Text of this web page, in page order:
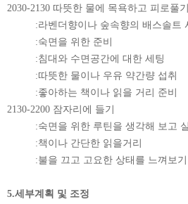
2030-2130 따뜻한 물에 목욕하고 피로풀기
:라벤더향이나 숲속향의 배스솔트
:숙면을 위한 준비
:침대와 수면공간에 대한 세팅
:따뜻한 물이나 우유 약간량 섭취
:좋아하는 책이나 읽을 거리 준비
2130-2200 잠자리에 들기
:숙면을 위한 루틴을 생각해 보고 실
:책이나 간단한 읽을거리
:불을 끄고 고요한 상태를 느껴보기
5.세부계획 및 조정